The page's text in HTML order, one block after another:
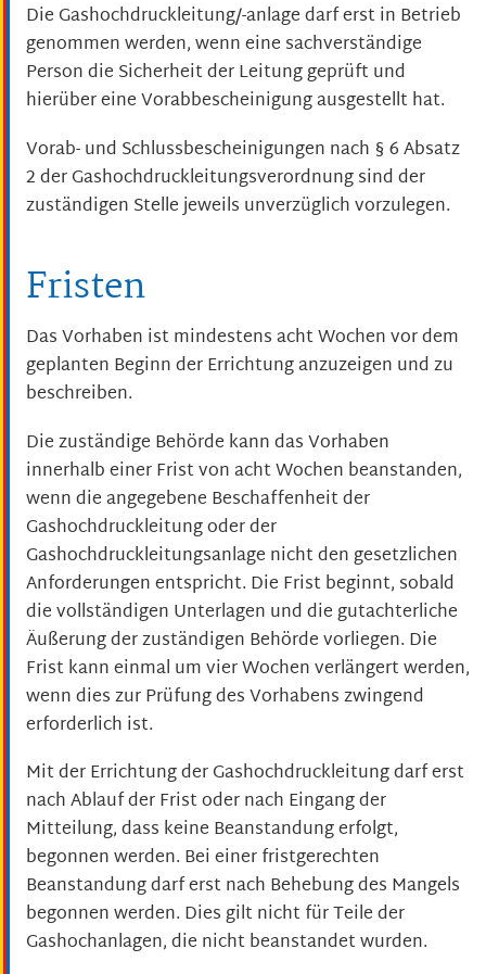
Die Gashochdruckleitung/-anlage darf erst in Betrieb
genommen werden, wenn eine sachverständige
Person die Sicherheit der Leitung geprüft und
hierüber eine Vorabbescheinigung ausgestellt hat.
Vorab- und Schlussbescheinigungen nach § 6 Absatz
2 der Gashochdruckleitungsverordnung sind der
zuständigen Stelle jeweils unverzüglich vorzulegen.
Fristen
Das Vorhaben ist mindestens acht Wochen vor dem
geplanten Beginn der Errichtung anzuzeigen und zu
beschreiben.
Die zuständige Behörde kann das Vorhaben
innerhalb einer Frist von acht Wochen beanstanden,
wenn die angegebene Beschaffenheit der
Gashochdruckleitung oder der
Gashochdruckleitungsanlage nicht den gesetzlichen
Anforderungen entspricht. Die Frist beginnt, sobald
die vollständigen Unterlagen und die gutachterliche
Äußerung der zuständigen Behörde vorliegen. Die
Frist kann einmal um vier Wochen verlängert werden,
wenn dies zur Prüfung des Vorhabens zwingend
erforderlich ist.
Mit der Errichtung der Gashochdruckleitung darf erst
nach Ablauf der Frist oder nach Eingang der
Mitteilung, dass keine Beanstandung erfolgt,
begonnen werden. Bei einer fristgerechten
Beanstandung darf erst nach Behebung des Mangels
begonnen werden. Dies gilt nicht für Teile der
Gashochanlagen, die nicht beanstandet wurden.